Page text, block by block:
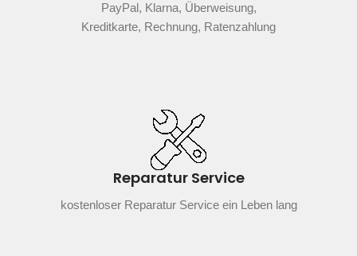
PayPal, Klarna, Überweisung,
Kreditkarte, Rechnung, Ratenzahlung
Reparatur Service
kostenloser Reparatur Service ein Leben lang